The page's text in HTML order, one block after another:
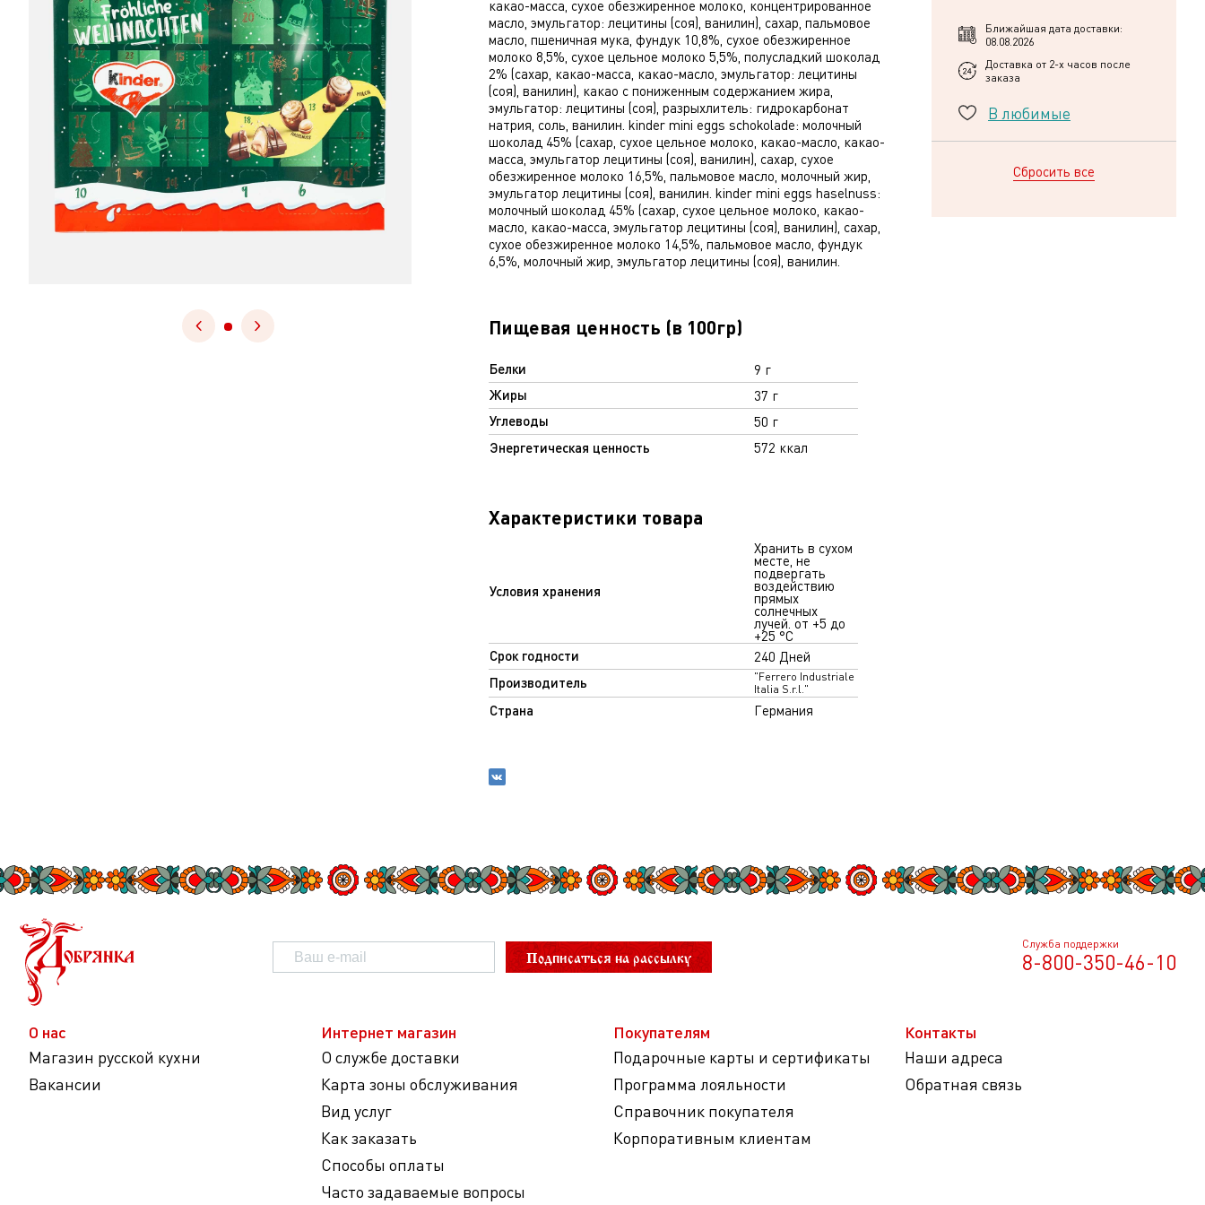
какао-масса, сухое обезжиренное молоко, концентрированное
масло, эмульгатор: лецитины (соя), ванилин), сахар, пальмовое
масло, пшеничная мука, фундук 10,8%, сухое обезжиренное
молоко 8,5%, сухое цельное молоко 5,5%, полусладкий шоколад
2% (сахар, какао-масса, какао-масло, эмульгатор: лецитины
(соя), ванилин), какао с пониженным содержанием жира,
эмульгатор: лецитины (соя), разрыхлитель: гидрокарбонат
натрия, соль, ванилин. kinder mini eggs schokolade: молочный
шоколад 45% (сахар, сухое цельное молоко, какао-масло, какао-
масса, эмульгатор лецитины (соя), ванилин), сахар, сухое
обезжиренное молоко 16,5%, пальмовое масло, молочный жир,
эмульгатор лецитины (соя), ванилин. kinder mini eggs haselnuss:
молочный шоколад 45% (сахар, сухое цельное молоко, какао-
масло, какао-масса, эмульгатор лецитины (соя), ванилин), сахар,
сухое обезжиренное молоко 14,5%, пальмовое масло, фундук
6,5%, молочный жир, эмульгатор лецитины (соя), ванилин.
Пищевая ценность (в 100гр)
Белки 9 г
Жиры 37 г
Углеводы 50 г
Энергетическая ценность 572 ккал
Характеристики товара
Условия хранения
Хранить в сухом
месте, не
подвергать
воздействию
прямых
солнечных
лучей. от +5 до
+25 °C
Срок годности 240 Дней
Производитель
"Ferrero Industriale
Italia S.r.l."
Страна Германия
Ближайшая дата доставки:
08.08.2026
Доставка от 2-х часов после
заказа
В любимые
Сбросить все
Подписаться на рассылку
Служба поддержки
8-800-350-46-10
О нас
Магазин русской кухни
Вакансии
Интернет магазин
О службе доставки
Карта зоны обслуживания
Вид услуг
Как заказать
Способы оплаты
Часто задаваемые вопросы
Покупателям
Подарочные карты и сертификаты
Программа лояльности
Справочник покупателя
Корпоративным клиентам
Контакты
Наши адреса
Обратная связь